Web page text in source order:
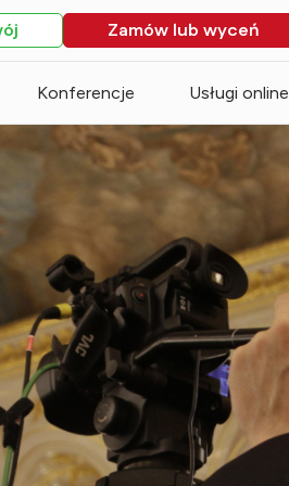
Zamów lub wyceń
Konferencje Usługi online